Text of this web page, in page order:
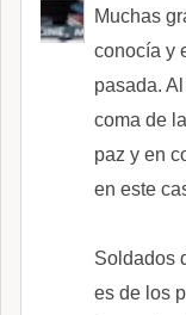
Muchas
conocía y
pasada.
coma de
paz y en
en este
Soldados
es de los